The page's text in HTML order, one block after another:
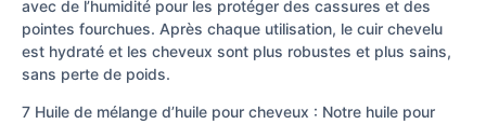
avec de l’humidité pour les protéger des cassures et des
pointes fourchues. Après chaque utilisation, le cuir chevelu
est hydraté et les cheveux sont plus robustes et plus sains,
sans perte de poids.
7 Huile de mélange d’huile pour cheveux : Notre huile pour